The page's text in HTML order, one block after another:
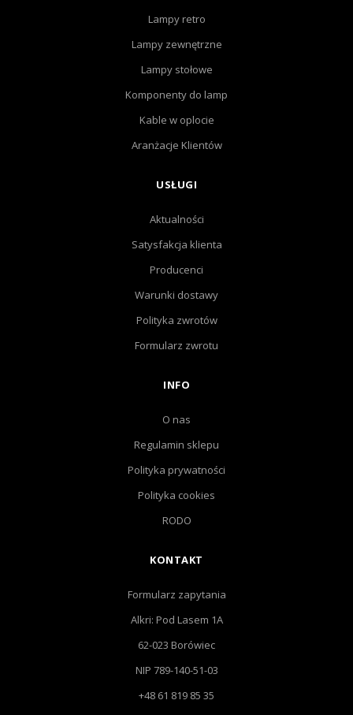
Lampy retro
Lampy zewnętrzne
Lampy stołowe
Komponenty do lamp
Kable w oplocie
Aranżacje Klientów
USŁUGI
Aktualności
Satysfakcja klienta
Producenci
Warunki dostawy
Polityka zwrotów
Formularz zwrotu
INFO
O nas
Regulamin sklepu
Polityka prywatności
Polityka cookies
RODO
KONTAKT
Formularz zapytania
Alkri: Pod Lasem 1A
62-023 Borówiec
NIP 789-140-51-03
+48 61 819 85 35